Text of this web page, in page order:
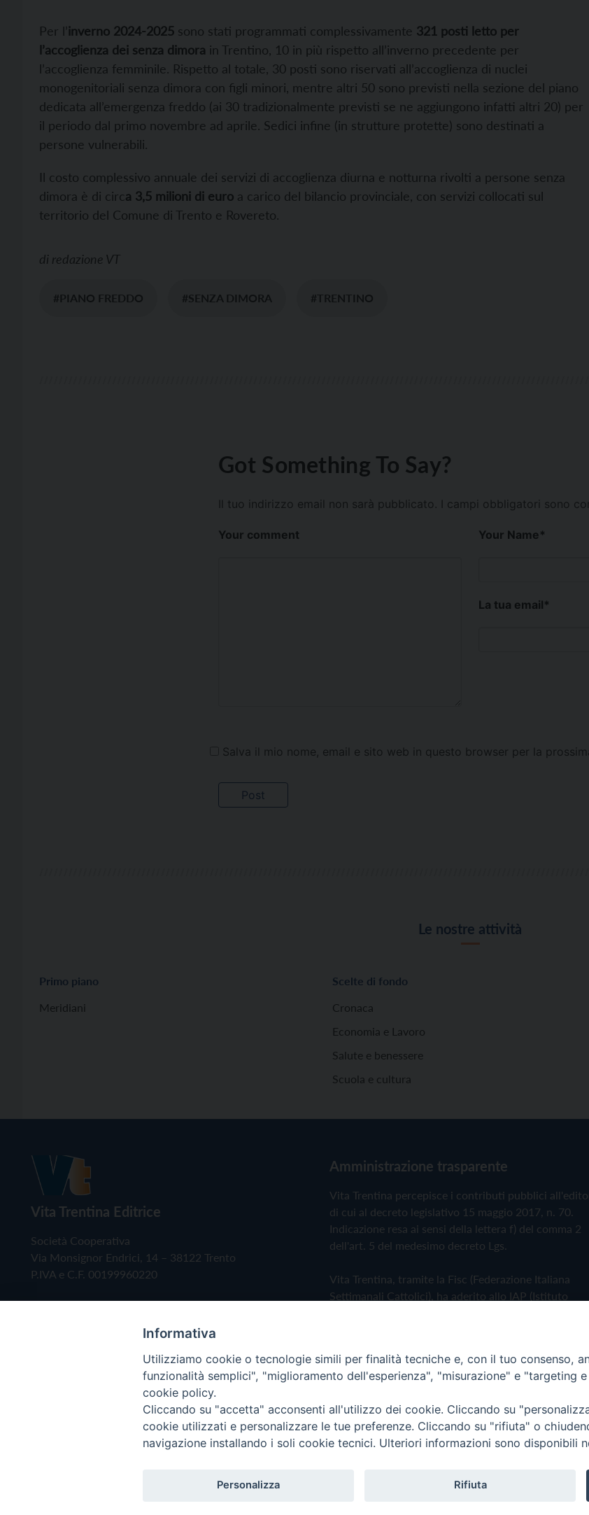
Per l’inverno 2024-2025 sono stati programmati complessivamente 321 posti letto per
l’accoglienza dei senza dimora in Trentino, 10 in più rispetto all’inverno precedente per
l’accoglienza femminile. Rispetto al totale, 30 posti sono riservati all’accoglienza di nuclei
monogenitoriali senza dimora con figli minori, mentre altri 50 sono previsti nella sezione del piano
dedicata all’emergenza freddo (ai 30 tradizionalmente previsti se ne aggiungono infatti altri 20) per
il periodo dal primo novembre ad aprile. Sedici infine (in strutture protette) sono destinati a
persone vulnerabili.
Il costo complessivo annuale dei servizi di accoglienza diurna e notturna rivolti a persone senza
dimora è di circa 3,5 milioni di euro a carico del bilancio provinciale, con servizi collocati sul
territorio del Comune di Trento e Rovereto.
di redazione VT
#PIANO FREDDO #SENZA DIMORA #TRENTINO
Got Something To Say?
Il tuo indirizzo email non sarà pubblicato. I campi obbligatori sono
Your comment Your Name*
La tua email*
Salva il mio nome, email e sito web in questo browser per la
Le nostre attività
Primo piano
Meridiani
Scelte di fondo
Cronaca
Economia e Lavoro
Salute e benessere
Scuola e cultura
Vita Trentina Editrice
Società Cooperativa
Via Monsignor Endrici, 14 – 38122 Trento
P.IVA e C.F. 00199960220
Amministrazione trasparente
Vita Trentina percepisce i contributi pubblici
di cui al decreto legislativo 15 maggio 2017, n. 70.
Indicazione resa ai sensi della lettera f) del comma 2
dell'art. 5 del medesimo decreto Lgs.
Vita Trentina, tramite la Fisc (Federazione Italiana
Settimanali Cattolici), ha aderito allo IAP (Istituto
Privacy Policy Cookie Policy
Copyright © 2019 - Tutti i diritti riservati - Vita Trentina Editrice
Informativa
Utilizziamo cookie o tecnologie simili per finalità tecniche e, con il tuo consenso,
funzionalità semplici", "miglioramento dell'esperienza", "misurazione" e "targeting
cookie policy.
Cliccando su "accetta" acconsenti all'utilizzo dei cookie. Cliccando su
cookie utilizzati e personalizzare le tue preferenze. Cliccando su "rifiuta" o
navigazione installando i soli cookie tecnici. Ulteriori informazioni sono disponibili
Personalizza Rifiuta